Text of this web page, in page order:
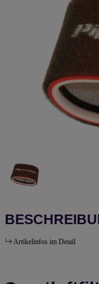
Artikelinfos im Detail